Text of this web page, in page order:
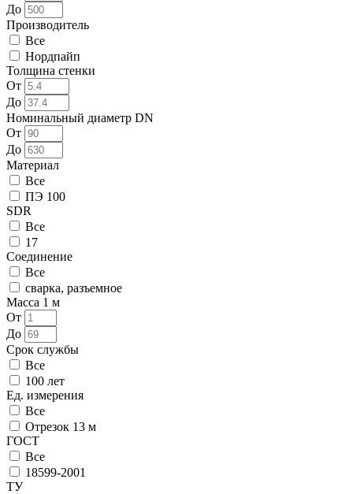
До
Производитель
Все
Нордпайп
Толщина стенки
От
До
Номинальный диаметр DN
От
До
Материал
Все
ПЭ 100
SDR
Все
17
Соединение
Все
сварка, разъемное
Масса 1 м
От
До
Срок службы
Все
100 лет
Ед. измерения
Все
Отрезок 13 м
ГОСТ
Все
18599-2001
ТУ